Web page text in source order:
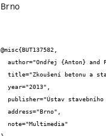
Brno
@misc{BUT137582,